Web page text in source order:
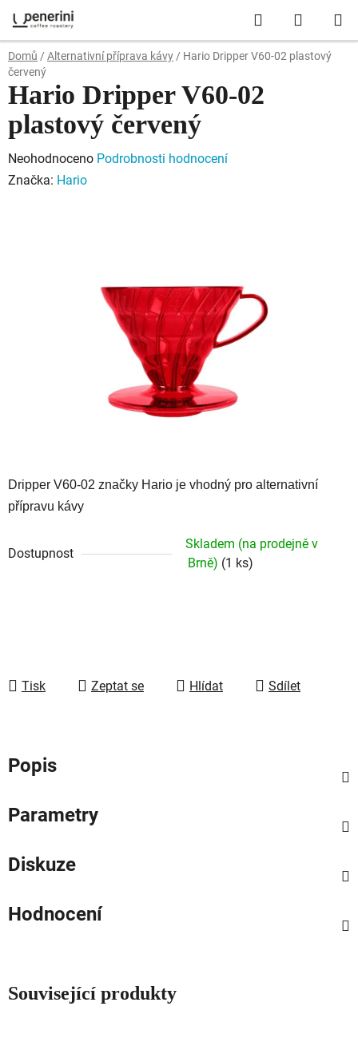
na
obsah
Hledat
KOŠÍK
Domů / Alternativní příprava kávy / Hario Dripper V60-02 plastový
červený
Dripper V60-02 značky Hario je vhodný pro alternativní
přípravu kávy
Dostupnost
Skladem (na prodejně v
Brně) (1 ks)
Tisk Zeptat se Hlídat Sdílet
Hario Dripper V60-02
plastový červený
Průměrné
hodnocení
Neohodnoceno Podrobnosti hodnocení
Značka: Hario
Popis
Parametry
Diskuze
Hodnocení
Související produkty